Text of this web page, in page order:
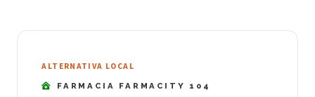
ALTERNATIVA LOCAL
FARMACIA FARMACITY 104